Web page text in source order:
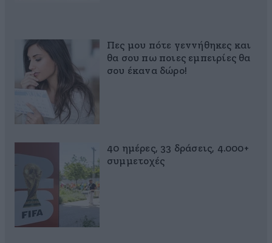
Πες μου πότε γεννήθηκες και
θα σου πω ποιες εμπειρίες θα
σου έκανα δώρο!
40 ημέρες, 33 δράσεις, 4.000+
συμμετοχές